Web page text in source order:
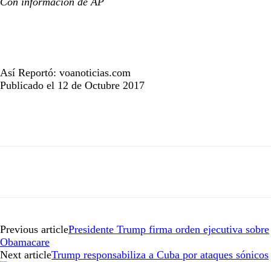
Así Reportó: voanoticias.com
Publicado el 12 de Octubre 2017
Previous articlePresidente Trump firma orden ejecutiva sobre
Obamacare
Next articleTrump responsabiliza a Cuba por ataques sónicos